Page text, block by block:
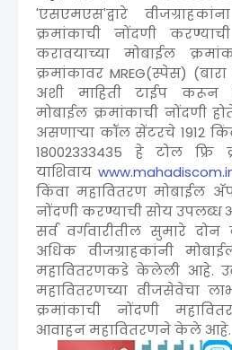
'एसएमएस'द्वारे
क्रमांकाची नोंदणी
करावयाच्या मोबाईल
क्रमांकावर MREG(स्पेस)
अशी माहिती टाईप
मोबाईल क्रमांकाची नोंदणी
असणार्‍या कॉल सेंटरचे 1912
18002333435 हे टोल
याशिवाय
किंवा महावितरण मोबाईल
नोंदणी करण्याची सोय उपलब्ध
सर्व वर्गवारीतील सुमारे दोन
अधिक वीजग्राहकांनी
महावितरणकडे केलेली आहे.
महावितरणच्या वीजसेवेचा
क्रमांकाची नोंदणी
आवाहन महावितरणने केले आहे.